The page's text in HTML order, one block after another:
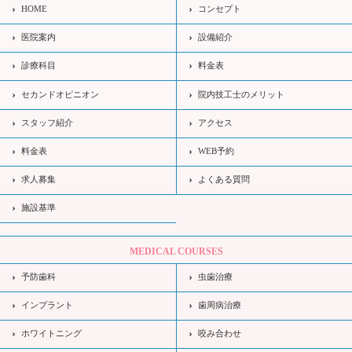
HOME コンセプト
医院案内 設備紹介
診療科目 料金表
セカンドオピニオン 院内技工士のメリット
スタッフ紹介 アクセス
料金表 WEB予約
求人募集 よくある質問
施設基準
MEDICAL COURSES
予防歯科 虫歯治療
インプラント 歯周病治療
ホワイトニング 咬み合わせ